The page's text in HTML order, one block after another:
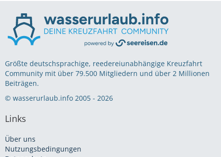
Größte deutschsprachige, reedereiunabhängige Kreuzfahrt
Community mit über 79.500 Mitgliedern und über 2 Millionen
Beiträgen.
© wasserurlaub.info 2005 - 2026
Links
Über uns
Nutzungsbedingungen